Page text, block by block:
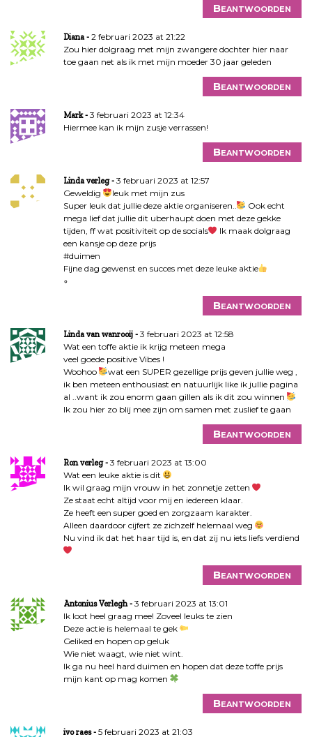
Beantwoorden
Diana
2 februari 2023 at 21:22
Zou hier dolgraag met mijn zwangere dochter hier naar
toe gaan net als ik met mijn moeder 30 jaar geleden
Beantwoorden
Mark
3 februari 2023 at 12:34
Hiermee kan ik mijn zusje verrassen!
Beantwoorden
Linda verleg
3 februari 2023 at 12:57
Geweldig
leuk met mijn zus
Super leuk dat jullie deze aktie organiseren..
Ook echt
mega lief dat jullie dit uberhaupt doen met deze gekke
tijden, ff wat positiviteit op de socials
Ik maak dolgraag
een kansje op deze prijs
#duimen
Fijne dag gewenst en succes met deze leuke aktie
◦
Beantwoorden
Linda van wanrooij
3 februari 2023 at 12:58
Wat een toffe aktie ik krijg meteen mega
veel goede positive Vibes !
Woohoo
wat een SUPER gezellige prijs geven jullie weg ,
ik ben meteen enthousiast en natuurlijk like ik jullie pagina
al ..want ik zou enorm gaan gillen als ik dit zou winnen
Ik zou hier zo blij mee zijn om samen met zuslief te gaan
Beantwoorden
Ron verleg
3 februari 2023 at 13:00
Wat een leuke aktie is dit
Ik wil graag mijn vrouw in het zonnetje zetten
Ze staat echt altijd voor mij en iedereen klaar.
Ze heeft een super goed en zorgzaam karakter.
Alleen daardoor cijfert ze zichzelf helemaal weg
Nu vind ik dat het haar tijd is, en dat zij nu iets liefs verdiend
Beantwoorden
Antonius Verlegh
3 februari 2023 at 13:01
Ik loot heel graag mee! Zoveel leuks te zien
Deze actie is helemaal te gek
Geliked en hopen op geluk
Wie niet waagt, wie niet wint.
Ik ga nu heel hard duimen en hopen dat deze toffe prijs
mijn kant op mag komen
Beantwoorden
ivo raes 5 februari 2023 at 21:03